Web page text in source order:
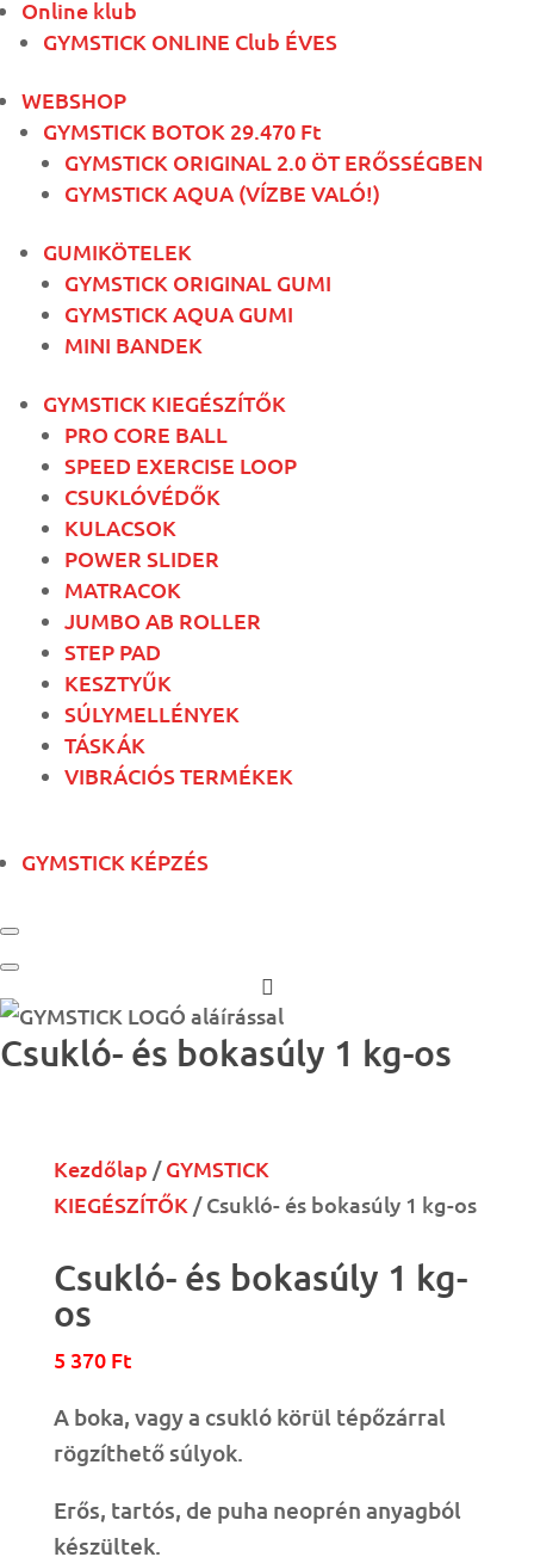
Online klub
GYMSTICK ONLINE Club ÉVES
WEBSHOP
GYMSTICK BOTOK 29.470 Ft
GYMSTICK ORIGINAL 2.0 ÖT ERŐSSÉGBEN
GYMSTICK AQUA (VÍZBE VALÓ!)
GUMIKÖTELEK
GYMSTICK ORIGINAL GUMI
GYMSTICK AQUA GUMI
MINI BANDEK
GYMSTICK KIEGÉSZÍTŐK
PRO CORE BALL
SPEED EXERCISE LOOP
CSUKLÓVÉDŐK
KULACSOK
POWER SLIDER
MATRACOK
JUMBO AB ROLLER
STEP PAD
KESZTYŰK
SÚLYMELLÉNYEK
TÁSKÁK
VIBRÁCIÓS TERMÉKEK
GYMSTICK KÉPZÉS
Csukló- és bokasúly 1 kg-os
Kezdőlap /GYMSTICK
KIEGÉSZÍTŐK / Csukló- és bokasúly 1 kg-os
Csukló- és bokasúly 1 kg-
os
5 370 Ft
A boka, vagy a csukló körül tépőzárral
rögzíthető súlyok.
Erős, tartós, de puha neoprén anyagból
készültek.